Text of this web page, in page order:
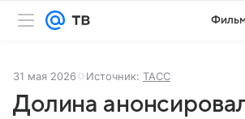
31 мая 2026 Источник: ТАСС
Долина